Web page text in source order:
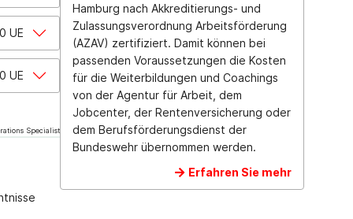
UE
UE
Specialist
Hamburg nach Akkreditierungs- und
Zulassungsverordnung Arbeitsförderung
(AZAV) zertifiziert. Damit können bei
passenden Voraussetzungen die Kosten
für die Weiterbildungen und Coachings
von der Agentur für Arbeit, dem
Jobcenter, der Rentenversicherung oder
dem Berufsförderungsdienst der
Bundeswehr übernommen werden.
Erfahren Sie mehr